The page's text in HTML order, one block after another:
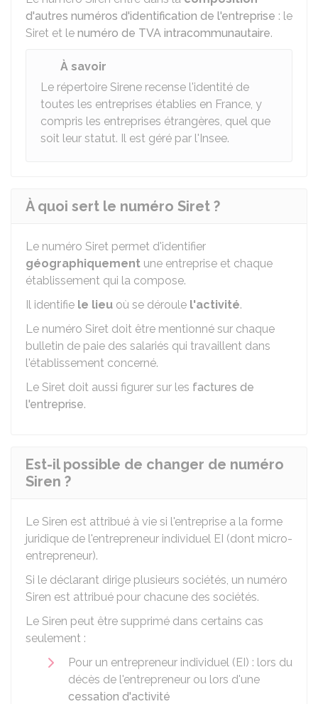
d'autres numéros d'identification de l'entreprise : le
Siret et le numéro de TVA intracommunautaire.
À savoir
Le répertoire Sirene recense l'identité de
toutes les entreprises établies en France, y
compris les entreprises étrangères, quel que
soit leur statut. Il est géré par l'Insee.
À quoi sert le numéro Siret ?
Le numéro Siret permet d'identifier
géographiquement une entreprise et chaque
établissement qui la compose.
Il identifie le lieu où se déroule l'activité.
Le numéro Siret doit être mentionné sur chaque
bulletin de paie des salariés qui travaillent dans
l'établissement concerné.
Le Siret doit aussi figurer sur les factures de
l'entreprise.
Est-il possible de changer de numéro
Siren ?
Le Siren est attribué à vie si l'entreprise a la forme
juridique de l'entrepreneur individuel EI (dont micro-
entrepreneur).
Si le déclarant dirige plusieurs sociétés, un numéro
Siren est attribué pour chacune des sociétés.
Le Siren peut être supprimé dans certains cas
seulement :
Pour un entrepreneur individuel (EI) : lors du
décès de l'entrepreneur ou lors d'une
cessation d'activité